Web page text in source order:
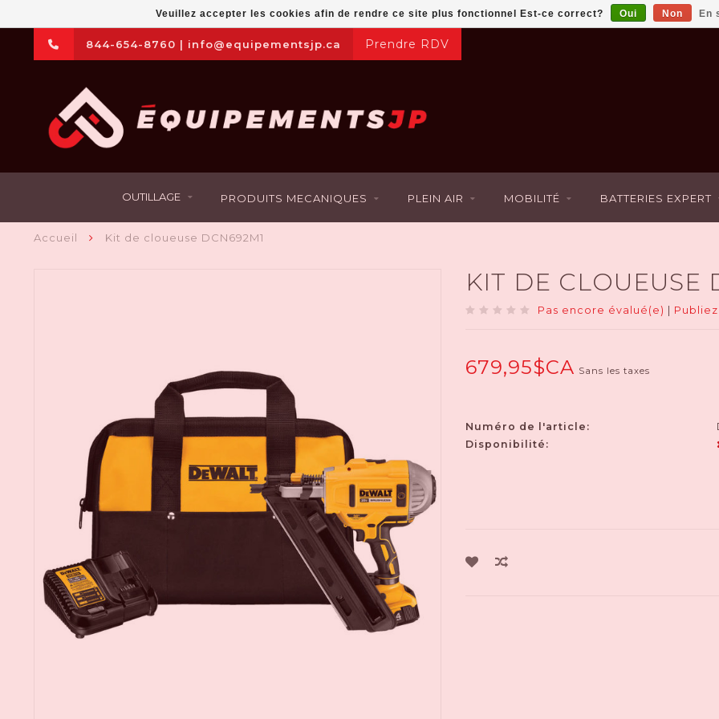
844-654-8760 | info@equipementsjp.ca Prendre RDV
OUTILLAGE PRODUITS MECANIQUES PLEIN AIR MOBILITÉ BATTERIES EXPERT
Accueil Kit de cloueuse DCN692M1
KIT DE CLOUEUSE
Pas encore évalué(e)
679,95$CA Sans les taxes
Numéro de l'article:
Disponibilité:
Veuillez accepter les cookies afin de rendre ce site plus fonctionnel Est-ce correct? Oui Non En